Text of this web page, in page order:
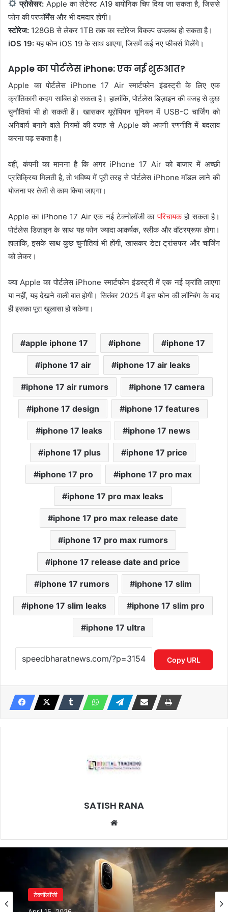
प्रोसेसर: Apple का लेटेस्ट A19 बायोनिक चिप दिया जा सकता है, जिससे
फोन की परफॉर्मेंस और भी दमदार होगी।
स्टोरेज: 128GB से लेकर 1TB तक का स्टोरेज विकल्प उपलब्ध हो सकता है।
iOS 19:यह फोन iOS 19 के साथ आएगा, जिसमें कई नए फीचर्स मिलेंगे।
Apple का पोर्टलेस iPhone: एक नई शुरुआत?
Apple का पोर्टलेस iPhone 17 Air स्मार्टफोन इंडस्ट्री के लिए एक
क्रांतिकारी कदम साबित हो सकता है। हालांकि, पोर्टलेस डिज़ाइन की वजह से कुछ
चुनौतियां भी हो सकती हैं। खासकर यूरोपियन यूनियन में USB-C चार्जिंग को
अनिवार्य बनाने वाले नियमों की वजह से Apple को अपनी रणनीति में बदलाव
करना पड़ सकता है।
वहीं, कंपनी का मानना है कि अगर iPhone 17 Air को बाजार में अच्छी
प्रतिक्रिया मिलती है, तो भविष्य में पूरी तरह से पोर्टलेस iPhone मॉडल लाने की
योजना पर तेजी से काम किया जाएगा।
Apple का iPhone 17 Air एक नई टेक्नोलॉजी कापरिचायकहो सकता है।
पोर्टलेस डिज़ाइन के साथ यह फोन ज्यादा आकर्षक, स्लीक और वॉटरप्रूफ होगा।
हालांकि, इसके साथ कुछ चुनौतियां भी होंगी, खासकर डेटा ट्रांसफर और चार्जिंग
को लेकर।
क्या Apple का पोर्टलेस iPhone स्मार्टफोन इंडस्ट्री में एक नई क्रांति लाएगा
या नहीं, यह देखने वाली बात होगी। सितंबर 2025 में इस फोन की लॉन्चिंग के बाद
ही इसका पूरा खुलासा हो सकेगा।
apple iphone 17 iphone iphone 17
iphone 17 air iphone 17 air leaks
iphone 17 air rumors iphone 17 camera
iphone 17 design iphone 17 features
iphone 17 leaks iphone 17 news
iphone 17 plus iphone 17 price
iphone 17 pro iphone 17 pro max
iphone 17 pro max leaks
iphone 17 pro max release date
iphone 17 pro max rumors
iphone 17 release date and price
iphone 17 rumors iphone 17 slim
iphone 17 slim leaks iphone 17 slim pro
iphone 17 ultra
Copy URL
SATISH RANA
टेक्नॉलॉजी